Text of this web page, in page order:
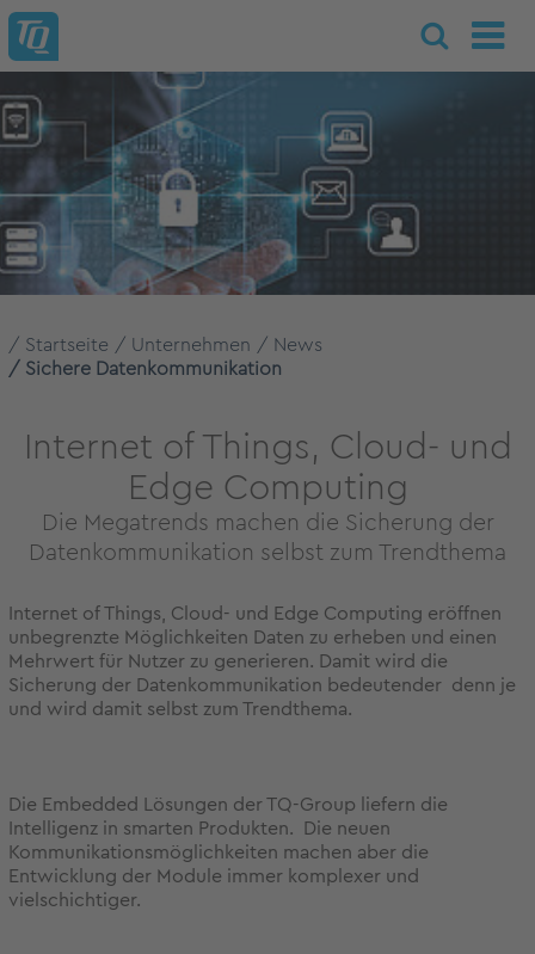
Startseite Unternehmen
News
Sichere Datenkommunikation
Internet of Things, Cloud- und
Edge Computing
Die Megatrends machen die Sicherung der
Datenkommunikation selbst zum Trendthema
Internet of Things, Cloud- und Edge Computing eröffnen
unbegrenzte Möglichkeiten Daten zu erheben und einen
Mehrwert für Nutzer zu generieren. Damit wird die
Sicherung der Datenkommunikation bedeutender denn je
und wird damit selbst zum Trendthema.
Die Embedded Lösungen der TQ-Group liefern die
Intelligenz in smarten Produkten. Die neuen
Kommunikationsmöglichkeiten machen aber die
Entwicklung der Module immer komplexer und
vielschichtiger.